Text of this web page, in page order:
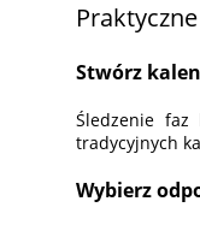
Stwórz
Śledzenie faz
tradycyjnych
Wybierz